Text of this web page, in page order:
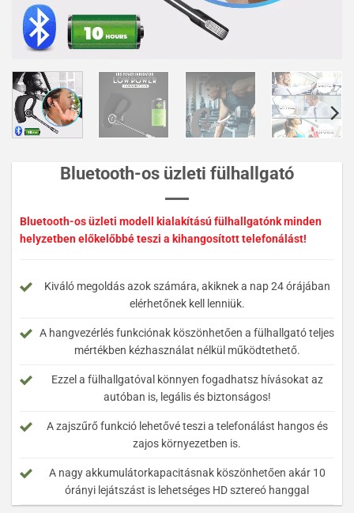
Bluetooth-os üzleti fülhallgató
Bluetooth-os üzleti modell kialakítású fülhallgatónk minden
helyzetben előkelőbbé teszi a kihangosított telefonálást!
Kiváló megoldás azok számára, akiknek a nap 24 órájában
elérhetőnek kell lenniük.
A hangvezérlés funkciónak köszönhetően a fülhallgató teljes
mértékben kézhasználat nélkül működtethető.
Ezzel a fülhallgatóval könnyen fogadhatsz hívásokat az
autóban is, legális és biztonságos!
A zajszűrő funkció lehetővé teszi a telefonálást hangos és
zajos környezetben is.
A nagy akkumulátorkapacitásnak köszönhetően akár 10
órányi lejátszást is lehetséges HD sztereó hanggal